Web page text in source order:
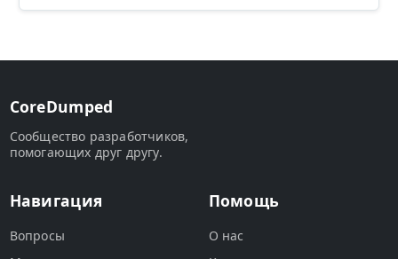
CoreDumped
Сообщество разработчиков,
помогающих друг другу.
Навигация
Вопросы
Помощь
О нас